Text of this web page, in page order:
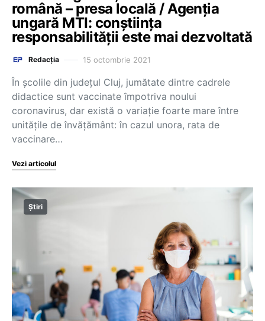
română – presa locală / Agenția
ungară MTI: conștiința
responsabilității este mai dezvoltată
Redacția 15 octombrie 2021
În școlile din județul Cluj, jumătate dintre cadrele
didactice sunt vaccinate împotriva noului
coronavirus, dar există o variație foarte mare între
unitățile de învățământ: în cazul unora, rata de
vaccinare…
Vezi articolul
Știri